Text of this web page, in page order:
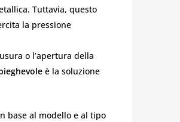
Tuttavia, questo
la pressione
o l’apertura della
è la soluzione
base al modello e al tipo